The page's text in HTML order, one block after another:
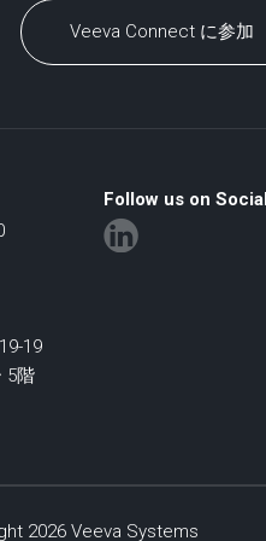
Veeva Connect に参加
19
5階
Follow us on
2026 Veeva Systems